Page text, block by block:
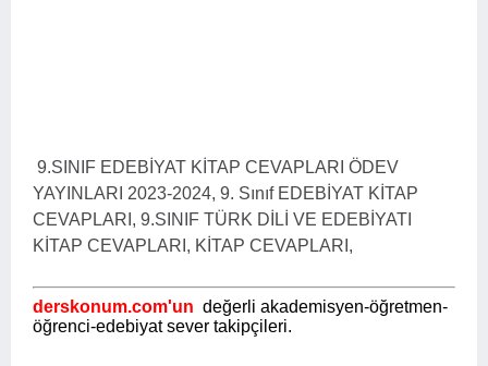
9.SINIF EDEBİYAT KİTAP CEVAPLARI ÖDEV
YAYINLARI 2023-2024, 9. Sınıf EDEBİYAT KİTAP
CEVAPLARI, 9.SINIF TÜRK DİLİ VE EDEBİYATI
KİTAP CEVAPLARI, KİTAP CEVAPLARI,
derskonum.com'un değerli akademisyen-öğretmen-
öğrenci-edebiyat sever takipçileri.